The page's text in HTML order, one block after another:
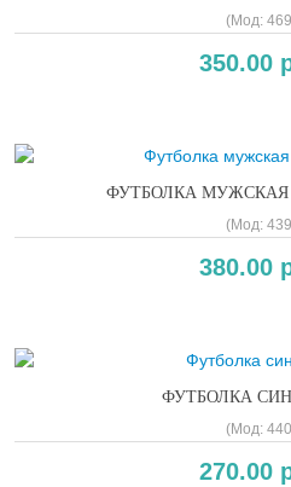
(Мод: 469
350.00
ФУТБОЛКА
(Мод: 439
380.00
ФУТБОЛКА
(Мод: 440
270.00